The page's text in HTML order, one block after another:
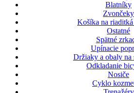
Blatníky
Zvončeky
Košíka na riaditká
Ostatné
Spätné
Upínacie
Držiaky a obaly na
Odkladanie
Nosiče
Cyklo